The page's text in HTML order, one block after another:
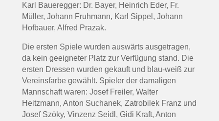
Karl Baueregger: Dr. Bayer, Heinrich Eder, Fr.
Müller, Johann Fruhmann, Karl Sippel, Johann
Hofbauer, Alfred Prazak.
Die ersten Spiele wurden auswärts ausgetragen,
da kein geeigneter Platz zur Verfügung stand. Die
ersten Dressen wurden gekauft und blau-weiß zur
Vereinsfarbe gewählt. Spieler der damaligen
Mannschaft waren: Josef Freiler, Walter
Heitzmann, Anton Suchanek, Zatrobilek Franz und
Josef Szöky, Vinzenz Seidl, Gidi Kraft, Anton